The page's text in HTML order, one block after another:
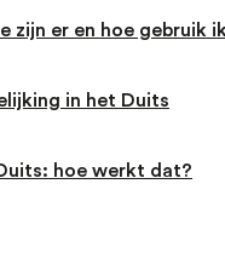
zijn er en hoe gebruik
in het Duits
hoe werkt dat?